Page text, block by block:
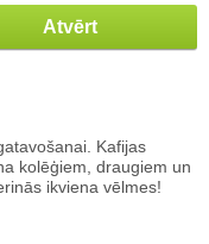
Atvērt
Kafijas
kolēģiem, draugiem un
ikviena vēlmes!